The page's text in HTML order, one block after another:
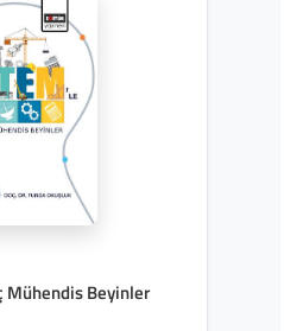
Mühendis Beyinler